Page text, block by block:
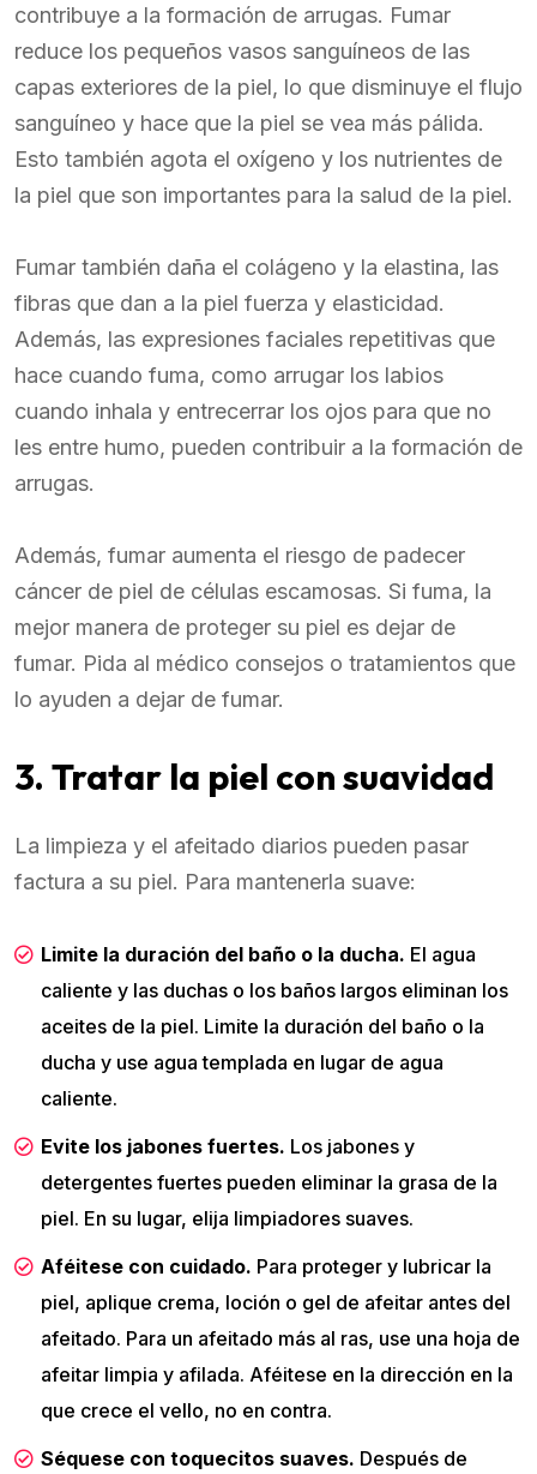
contribuye a la formación de arrugas. Fumar
reduce los pequeños vasos sanguíneos de las
capas exteriores de la piel, lo que disminuye el flujo
sanguíneo y hace que la piel se vea más pálida.
Esto también agota el oxígeno y los nutrientes de
la piel que son importantes para la salud de la piel.
Fumar también daña el colágeno y la elastina, las
fibras que dan a la piel fuerza y elasticidad.
Además, las expresiones faciales repetitivas que
hace cuando fuma, como arrugar los labios
cuando inhala y entrecerrar los ojos para que no
les entre humo, pueden contribuir a la formación de
arrugas.
Además, fumar aumenta el riesgo de padecer
cáncer de piel de células escamosas. Si fuma, la
mejor manera de proteger su piel es dejar de
fumar. Pida al médico consejos o tratamientos que
lo ayuden a dejar de fumar.
3. Tratar la piel con suavidad
La limpieza y el afeitado diarios pueden pasar
factura a su piel. Para mantenerla suave:
Limite la duración del baño o la ducha. El agua
caliente y las duchas o los baños largos eliminan los
aceites de la piel. Limite la duración del baño o la
ducha y use agua templada en lugar de agua
caliente.
Evite los jabones fuertes. Los jabones y
detergentes fuertes pueden eliminar la grasa de la
piel. En su lugar, elija limpiadores suaves.
Aféitese con cuidado. Para proteger y lubricar la
piel, aplique crema, loción o gel de afeitar antes del
afeitado. Para un afeitado más al ras, use una hoja de
afeitar limpia y afilada. Aféitese en la dirección en la
que crece el vello, no en contra.
Séquese con toquecitos suaves. Después de